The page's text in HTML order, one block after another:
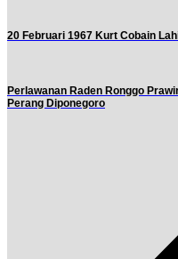
20 Februari 1967 Kurt Cobain
Perlawanan Raden Ronggo
Perang Diponegoro